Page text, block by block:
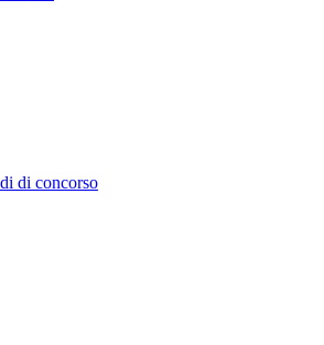
di concorso